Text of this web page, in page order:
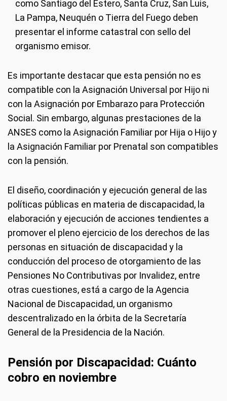
como Santiago del Estero, Santa Cruz, San Luis,
La Pampa, Neuquén o Tierra del Fuego deben
presentar el informe catastral con sello del
organismo emisor.
Es importante destacar que esta pensión no es
compatible con la Asignación Universal por Hijo ni
con la Asignación por Embarazo para Protección
Social. Sin embargo, algunas prestaciones de la
ANSES como la Asignación Familiar por Hija o Hijo y
la Asignación Familiar por Prenatal son compatibles
con la pensión.
El diseño, coordinación y ejecución general de las
políticas públicas en materia de discapacidad, la
elaboración y ejecución de acciones tendientes a
promover el pleno ejercicio de los derechos de las
personas en situación de discapacidad y la
conducción del proceso de otorgamiento de las
Pensiones No Contributivas por Invalidez, entre
otras cuestiones, está a cargo de la Agencia
Nacional de Discapacidad, un organismo
descentralizado en la órbita de la Secretaría
General de la Presidencia de la Nación.
Pensión por Discapacidad: Cuánto
cobro en noviembre